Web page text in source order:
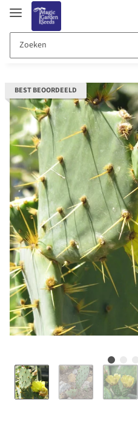
BEST BEOORDEELD